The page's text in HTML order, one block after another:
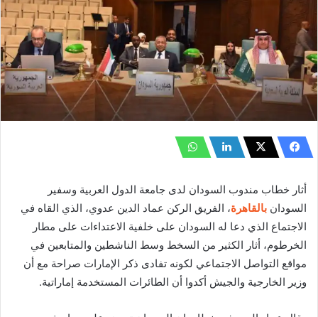
أثار خطاب مندوب السودان لدى جامعة الدول العربية وسفير
السودان بالقاهرة، الفريق الركن عماد الدين عدوي، الذي القاه في
الاجتماع الذي دعا له السودان على خلفية الاعتداءات على مطار
الخرطوم، أثار الكثير من السخط وسط الناشطين والمتابعين في
مواقع التواصل الاجتماعي لكونه تفادى ذكر الإمارات صراحة مع أن
وزير الخارجية والجيش أكدوا أن الطائرات المستخدمة إماراتية.